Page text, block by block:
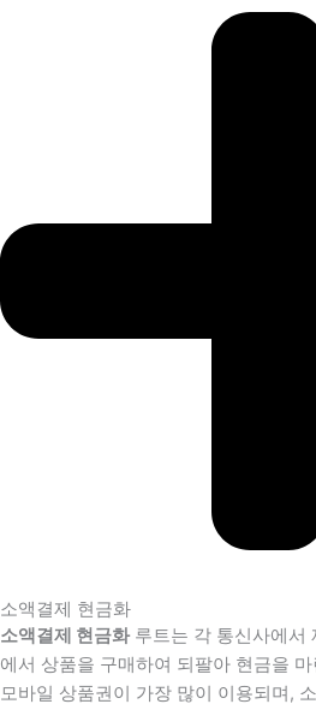
소액결제 현금화
소액결제 현금화루트는 각 통신사에서
에서 상품을 구매하여 되팔아 현금을
모바일 상품권이 가장 많이 이용되며,